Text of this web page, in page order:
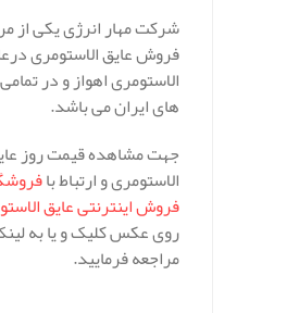
شرکت مهار انرژی یکی از
فروش عایق الاستومری
الاستومری اهواز و در
های ایران می باشد.
جهت مشاهده قیمت روز
الاستومری و ارتباط با
فروش اینترنتی عایق
روی عکس کلیک و یا به
مراجعه فرمایید.